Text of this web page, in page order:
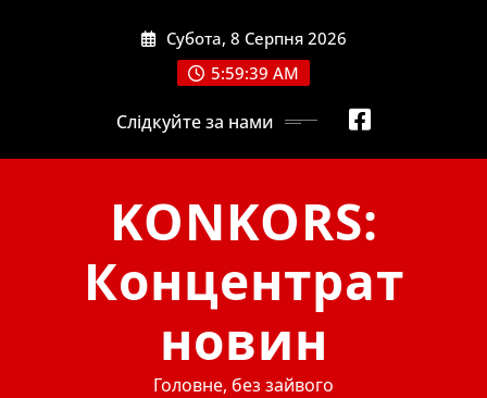
Субота, 8 Серпня 2026
5:59:40 AM
Слідкуйте за нами
KONKORS:
Концентрат
новин
Головне, без зайвого